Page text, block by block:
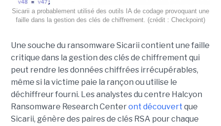
Sicarii a probablement utilisé des outils IA de codage provoquant une
faille dans la gestion des clés de chiffrement. (crédit : Checkpoint)
Une souche du ransomware Sicarii contient une faille
critique dans la gestion des clés de chiffrement qui
peut rendre les données chiffrées irrécupérables,
même si la victime paie la rançon ou utilise le
déchiffreur fourni. Les analystes du centre Halcyon
Ransomware Research Centeront découvert que
Sicarii, génère des paires de clés RSA pour chaque